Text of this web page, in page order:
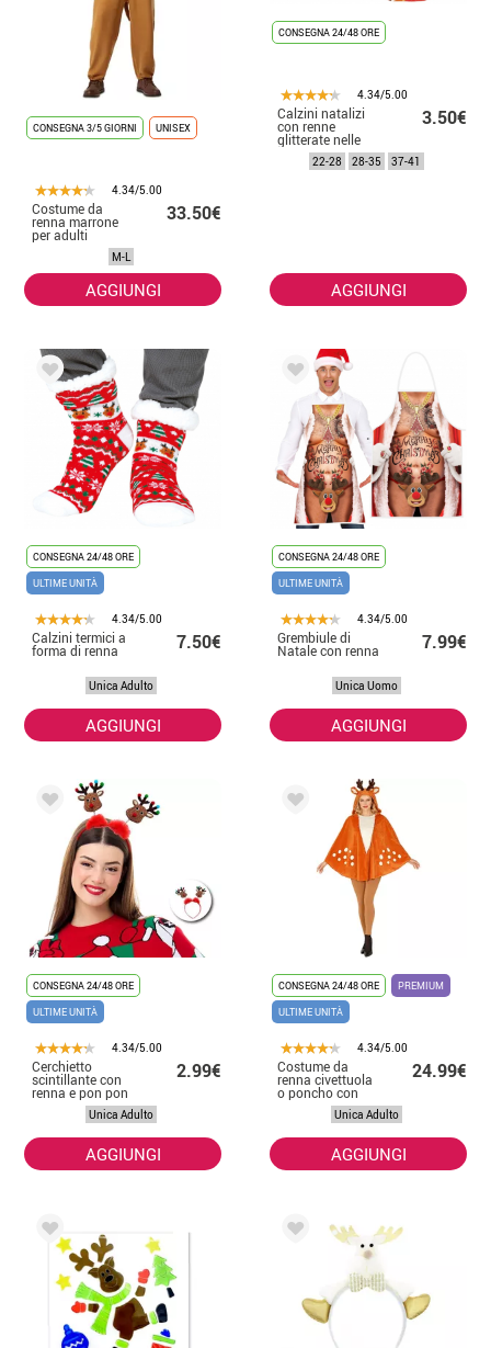
CONSEGNA 3/5 GIORNI UNISEX
4.34/5.00
Costume da
renna marrone
per adulti
33.50€
M-L
AGGIUNGI
CONSEGNA 24/48 ORE
4.34/5.00
Calzini natalizi
con renne
glitterate nelle
taglie dalla 22
alla 41
3.50€
22-28 28-35 37-41
AGGIUNGI
CONSEGNA 24/48 ORE
ULTIME UNITÀ
4.34/5.00
Calzini termici a
forma di renna 7.50€
Unica Adulto
AGGIUNGI
CONSEGNA 24/48 ORE
ULTIME UNITÀ
4.34/5.00
Grembiule di
Natale con renna 7.99€
Unica Uomo
AGGIUNGI
CONSEGNA 24/48 ORE
ULTIME UNITÀ
4.34/5.00
Cerchietto
scintillante con
renna e pon pon
2.99€
Unica Adulto
AGGIUNGI
CONSEGNA 24/48 ORE
PREMIUM
ULTIME UNITÀ
4.34/5.00
Costume da
renna civettuola
o poncho con
cappuccio per
24.99€
Unica Adulto
AGGIUNGI